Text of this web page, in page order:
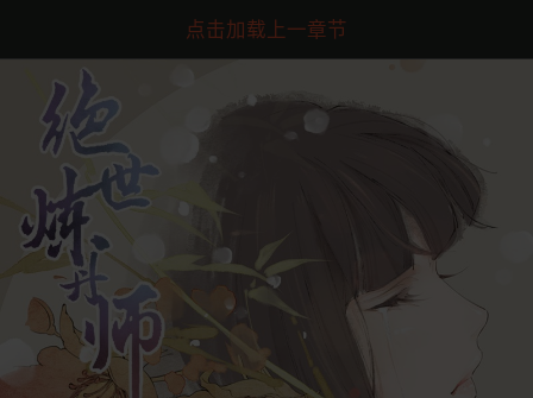
点击加载上一章节